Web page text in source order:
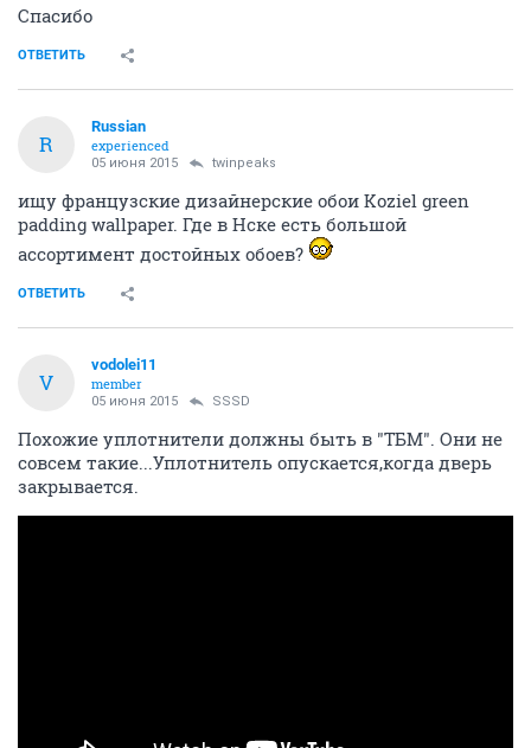
Спасибо
ОТВЕТИТЬ
R
Russian
experienced
05 июня 2015 twinpeaks
ищу французские дизайнерские обои Koziel green
padding wallpaper. Где в Нске есть большой
ассортимент достойных обоев?
ОТВЕТИТЬ
V
vodolei11
member
05 июня 2015 SSSD
Похожие уплотнители должны быть в "ТБМ". Они не
совсем такие...Уплотнитель опускается,когда дверь
закрывается.